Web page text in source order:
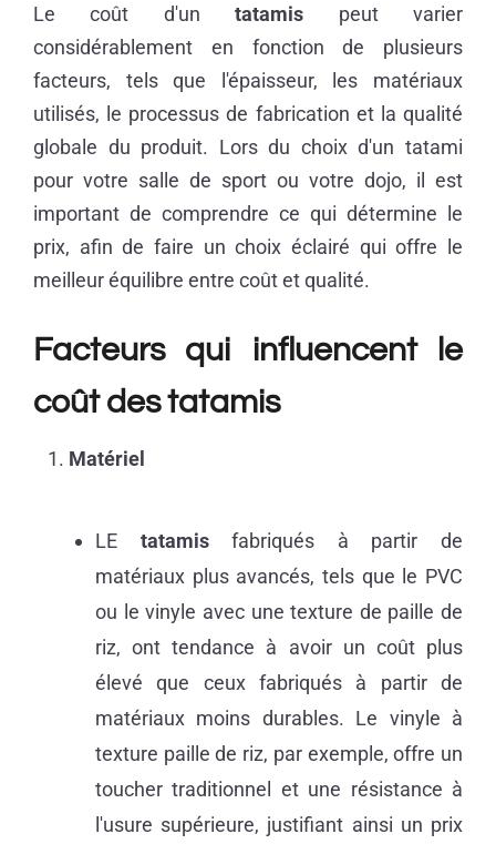
Le coût d'untatamis peut varier
considérablement en fonction de plusieurs
facteurs, tels que l'épaisseur, les matériaux
utilisés, le processus de fabrication et la qualité
globale du produit. Lors du choix d'un tatami
pour votre salle de sport ou votre dojo, il est
important de comprendre ce qui détermine le
prix, afin de faire un choix éclairé qui offre le
meilleur équilibre entre coût et qualité.
Facteurs qui influencent le
coût des tatamis
Matériel
LE tatamisfabriqués à partir de
matériaux plus avancés, tels que le PVC
ou le vinyle avec une texture de paille de
riz, ont tendance à avoir un coût plus
élevé que ceux fabriqués à partir de
matériaux moins durables. Le vinyle à
texture paille de riz, par exemple, offre un
toucher traditionnel et une résistance à
l'usure supérieure, justifiant ainsi un prix